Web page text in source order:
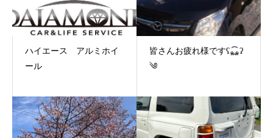
ハイエース アルミホイ
ール
皆さんお疲れ様ですʕ⁎̯͡⁎ʔ
༄